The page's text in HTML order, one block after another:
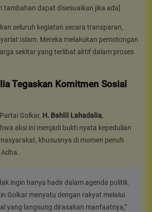
tambahan dapat disesuaikan jika ada]
seluruh kegiatan secara transparan,
Islam. Mereka melakukan pemotongan
sekitar yang terlibat aktif dalam proses
Tegaskan Komitmen Sosial
Golkar, H. Bahlil Lahadalia,
aksi ini menjadi bukti nyata kepedulian
khususnya di momen penuh
ingin hanya hadir dalam agenda politik.
Golkar menyatu dengan rakyat melalui
yang langsung dirasakan manfaatnya,”